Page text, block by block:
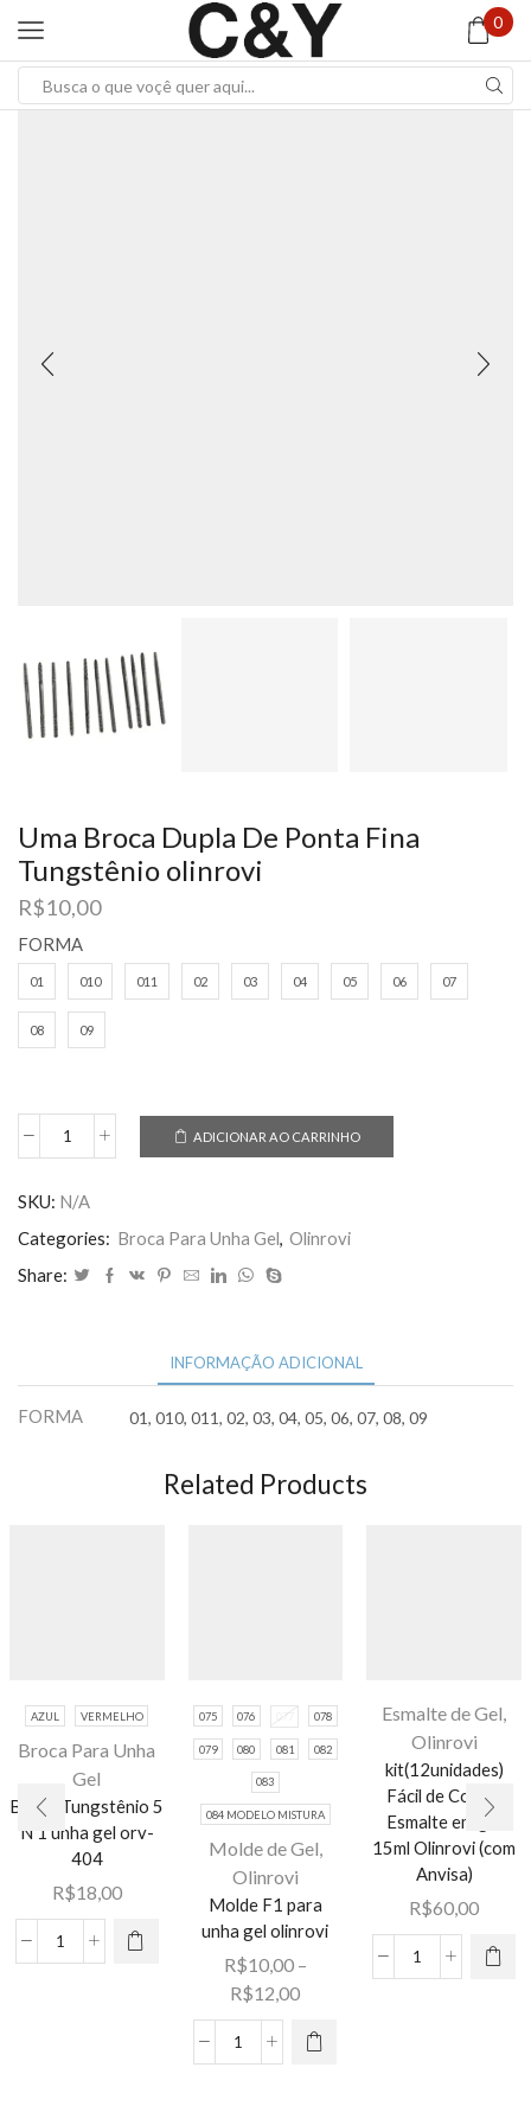
0
Uma Broca Dupla De Ponta Fina
Tungstênio olinrovi
R$10,00
FORMA
01 010 011 02 03 04 05 06 07
08 09
Uma
Dupla
Ponta
Fina
ADICIONAR AO CARRINHO
SKU: N/A
Categories: Broca Para Unha Gel, Olinrovi
Share:
INFORMAÇÃO ADICIONAL
FORMA 01, 010, 011, 02, 03, 04, 05, 06, 07, 08, 09
Related Products
AZUL VERMELHO
Broca Para Unha
Gel
Broca Tungstênio 5
N 1 unha gel orv-
404
R$18,00
Broca
Este
produto
tem várias
variantes.
As opções
podem ser
075 076 077 078
079 080 081 082
083
084 MODELO MISTURA
Molde de Gel,
Olinrovi
Molde F1 para
unha gel olinrovi
R$10,00 –
R$12,00Faixa
preço:
Molde
Este
produto
tem várias
variantes.
As opções
podem ser
Esmalte de Gel,
Olinrovi
kit(12unidades)
Fácil de Colorir
Esmalte em gel
15ml Olinrovi (com
Anvisa)
R$60,00